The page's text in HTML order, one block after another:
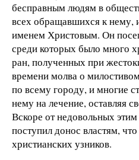
бесправным людям в
всех обращавшихся к нему,
именем Христовым. Он
среди которых было много
ран, полученных при
времени молва о
по всему городу, и многие
нему на лечение, оставляя
Вскоре от недовольных этим
поступил донос властям,
христианских узников.